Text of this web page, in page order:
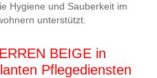
Hygiene und Sauberkeit im
unterstützt.
BEIGE in
Pflegediensten